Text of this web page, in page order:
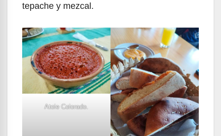
tepache y mezcal.
Atole Colorado.